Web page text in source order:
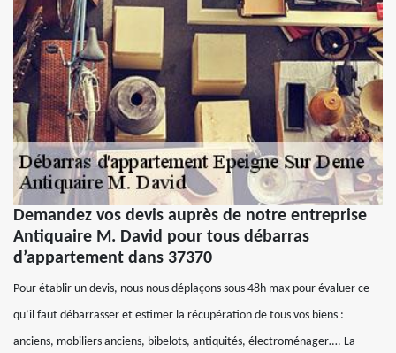
Demandez vos devis auprès de notre entreprise
Antiquaire M. David pour tous débarras
d’appartement dans 37370
Pour établir un devis, nous nous déplaçons sous 48h max pour évaluer ce
qu’il faut débarrasser et estimer la récupération de tous vos biens :
anciens, mobiliers anciens, bibelots, antiquités, électroménager…. La